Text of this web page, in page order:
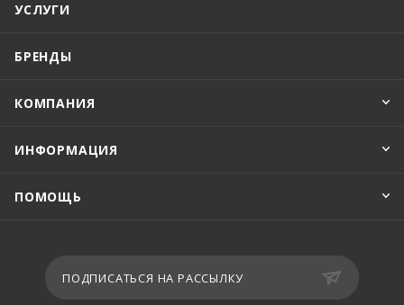
УСЛУГИ
БРЕНДЫ
КОМПАНИЯ
ИНФОРМАЦИЯ
ПОМОЩЬ
ПОДПИСАТЬСЯ НА РАССЫЛКУ